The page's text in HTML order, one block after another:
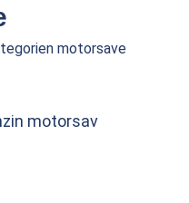
motorsave
motorsav